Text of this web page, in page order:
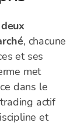
deux
, chacune
et ses
met
dans le
actif
et